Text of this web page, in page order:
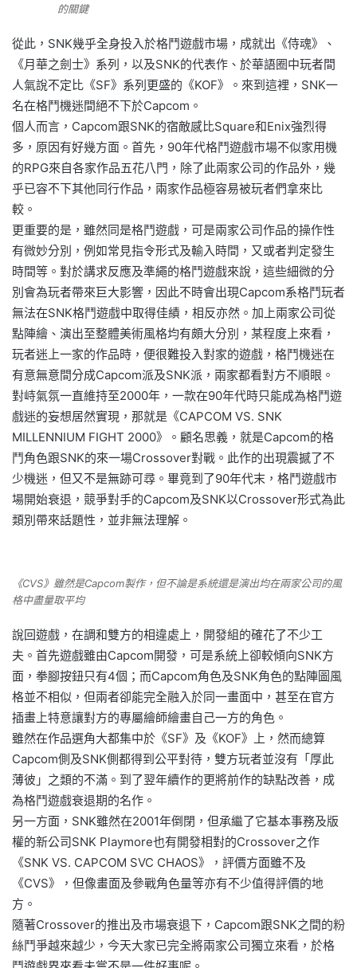
的關鍵
從此，SNK幾乎全身投入於格鬥遊戲市場，成就出《侍魂》、
《月華之劍士》系列，以及SNK的代表作、於華語圈中玩者間
人氣說不定比《SF》系列更盛的《KOF》。來到這裡，SNK一
名在格鬥機迷間絕不下於Capcom。
個人而言，Capcom跟SNK的宿敵感比Square和Enix強烈得
多，原因有好幾方面。首先，90年代格鬥遊戲市場不似家用機
的RPG來自各家作品五花八門，除了此兩家公司的作品外，幾
乎已容不下其他同行作品，兩家作品極容易被玩者們拿來比
較。
更重要的是，雖然同是格鬥遊戲，可是兩家公司作品的操作性
有微妙分別，例如常見指令形式及輸入時間，又或者判定發生
時間等。對於講求反應及準繩的格鬥遊戲來說，這些細微的分
別會為玩者帶來巨大影響，因此不時會出現Capcom系格鬥玩者
無法在SNK格鬥遊戲中取得佳績，相反亦然。加上兩家公司從
點陣繪、演出至整體美術風格均有頗大分別，某程度上來看，
玩者迷上一家的作品時，便很難投入對家的遊戲，格鬥機迷在
有意無意間分成Capcom派及SNK派，兩家都看對方不順眼。
對峙氣氛一直維持至2000年，一款在90年代時只能成為格鬥遊
戲迷的妄想居然實現，那就是《CAPCOM VS. SNK
MILLENNIUM FIGHT 2000》。顧名思義，就是Capcom的格
鬥角色跟SNK的來一場Crossover對戰。此作的出現震撼了不
少機迷，但又不是無跡可尋。畢竟到了90年代末，格鬥遊戲市
場開始衰退，競爭對手的Capcom及SNK以Crossover形式為此
類別帶來話題性，並非無法理解。
《CVS》雖然是Capcom製作，但不論是系統還是演出均在兩家公司的風
格中盡量取平均
說回遊戲，在調和雙方的相違處上，開發組的確花了不少工
夫。首先遊戲雖由Capcom開發，可是系統上卻較傾向SNK方
面，拳腳按鈕只有4個；而Capcom角色及SNK角色的點陣圖風
格並不相似，但兩者卻能完全融入於同一畫面中，甚至在官方
插畫上特意讓對方的專屬繪師繪畫自己一方的角色。
雖然在作品選角大都集中於《SF》及《KOF》上，然而總算
Capcom側及SNK側都得到公平對待，雙方玩者並沒有「厚此
薄彼」之類的不滿。到了翌年續作的更將前作的缺點改善，成
為格鬥遊戲衰退期的名作。
另一方面，SNK雖然在2001年倒閉，但承繼了它基本事務及版
權的新公司SNK Playmore也有開發相對的Crossover之作
《SNK VS. CAPCOM SVC CHAOS》，評價方面雖不及
《CVS》，但像畫面及參戰角色量等亦有不少值得評價的地
方。
隨著Crossover的推出及市場衰退下，Capcom跟SNK之間的粉
絲鬥爭越來越少，今天大家已完全將兩家公司獨立來看，於格